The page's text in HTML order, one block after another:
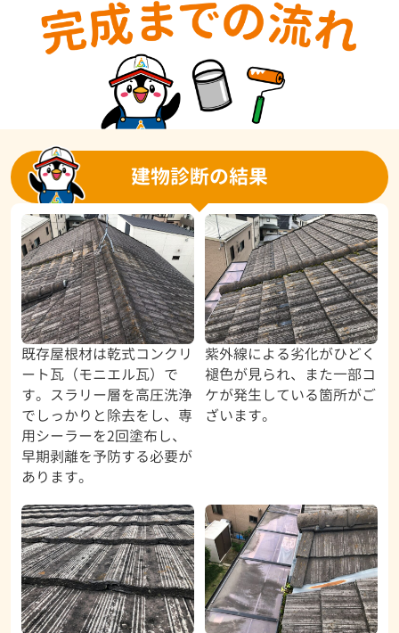
建物診断の結果
既存屋根材は乾式コンクリ
ート瓦（モニエル瓦）で
す。スラリー層を高圧洗浄
でしっかりと除去をし、専
用シーラーを2回塗布し、
早期剥離を予防する必要が
あります。
紫外線による劣化がひどく
褪色が見られ、また一部コ
ケが発生している箇所がご
ざいます。